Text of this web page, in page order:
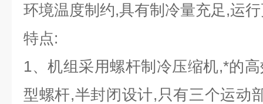
环境温度制约,具有制冷量充足,运
特点:
1、机组采用螺杆制冷压缩机,*的
型螺杆,半封闭设计,只有三个运动